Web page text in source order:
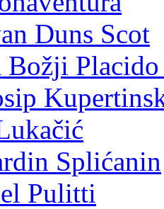
Duns Scot
Božji Placido
Splićanin
Pulitti